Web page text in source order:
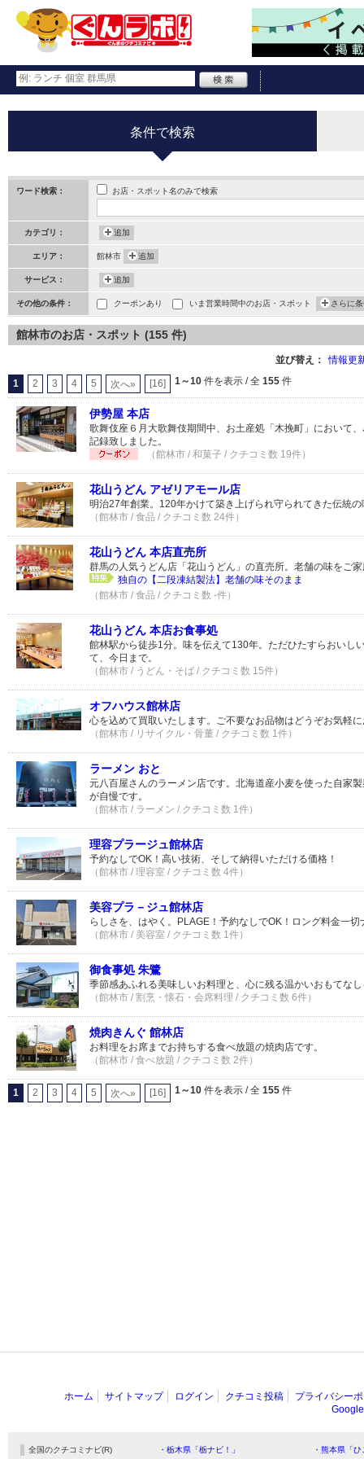
条件で検索
ワード検索： お店・スポット名のみで検索
カテゴリ： 追加
エリア： 館林市 追加
サービス： 追加
その他の条件： クーポンあり いま営業時間中のお店・スポット さらに
館林市のお店・スポット (155 件)
並び替え： 情報更
1 2 3 4 5 次へ» [16] 1～10 件を表示 / 全 155 件
伊勢屋 本店
歌舞伎座６月大歌舞伎期間中、お土産処「木挽町」において
記録致しました。
（館林市 / 和菓子 / クチコミ数 19件）
花山うどん アゼリアモール店
明治27年創業。120年かけて築き上げられ守られてきた伝統
（館林市 / 食品 / クチコミ数 24件）
花山うどん 本店直売所
群馬の人気うどん店「花山うどん」の直売所。老舗の味をご
独自の【二段凍結製法】老舗の味そのまま
（館林市 / 食品 / クチコミ数 -件）
花山うどん 本店お食事処
館林駅から徒歩1分。味を伝えて130年。ただひたすらおいし
て、今日まで。
（館林市 / うどん・そば / クチコミ数 15件）
オフハウス館林店
心を込めて買取いたします。ご不要なお品物はどうぞお気軽
（館林市 / リサイクル・骨董 / クチコミ数 1件）
ラーメン おと
元八百屋さんのラーメン店です。北海道産小麦を使った自家
が自慢です。
（館林市 / ラーメン / クチコミ数 1件）
理容プラージュ館林店
予約なしでOK！高い技術、そして納得いただける価格！
（館林市 / 理容室 / クチコミ数 4件）
美容プラ－ジュ館林店
らしさを、はやく。PLAGE！予約なしでOK！ロング料金一
（館林市 / 美容室 / クチコミ数 1件）
御食事処 朱鷺
季節感あふれる美味しいお料理と、心に残る温かいおもてな
（館林市 / 割烹・懐石・会席料理 / クチコミ数 6件）
焼肉きんぐ 館林店
お料理をお席までお持ちする食べ放題の焼肉店です。
（館林市 / 食べ放題 / クチコミ数 2件）
1 2 3 4 5 次へ» [16] 1～10 件を表示 / 全 155 件
ホーム サイトマップ ログイン クチコミ投稿
プライバシー
全国のクチコミナビ(R) ・栃木県「栃ナビ！」 ・熊本県「